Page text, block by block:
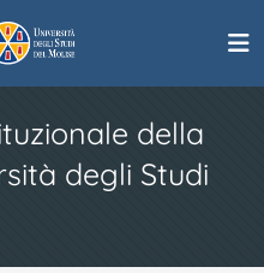
della
degli Studi